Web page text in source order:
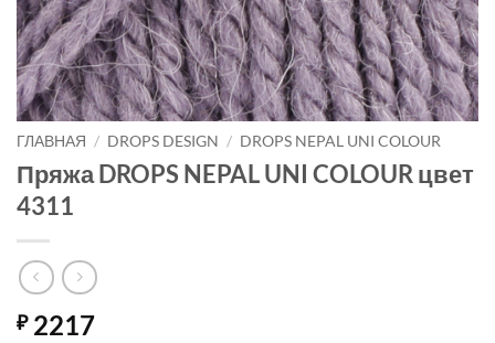
ГЛАВНАЯ / DROPS DESIGN / DROPS NEPAL UNI COLOUR
Пряжа DROPS NEPAL UNI COLOUR цвет
4311
₽2217